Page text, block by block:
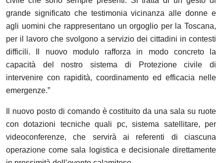
grande significato che testimonia vicinanza alle donne e
agli uomini che rappresentano un orgoglio per la Toscana,
per il lavoro che svolgono a servizio dei cittadini in contesti
difficili. Il nuovo modulo rafforza in modo concreto la
capacità del nostro sistema di Protezione civile di
intervenire con rapidità, coordinamento ed efficacia nelle
emergenze.”
Il nuovo posto di comando è costituito da una sala su ruote
con dotazioni tecniche quali pc, sistema satellitare, per
videoconferenze, che servirà ai referenti di ciascuna
operazione come sala logistica e decisionale direttamente